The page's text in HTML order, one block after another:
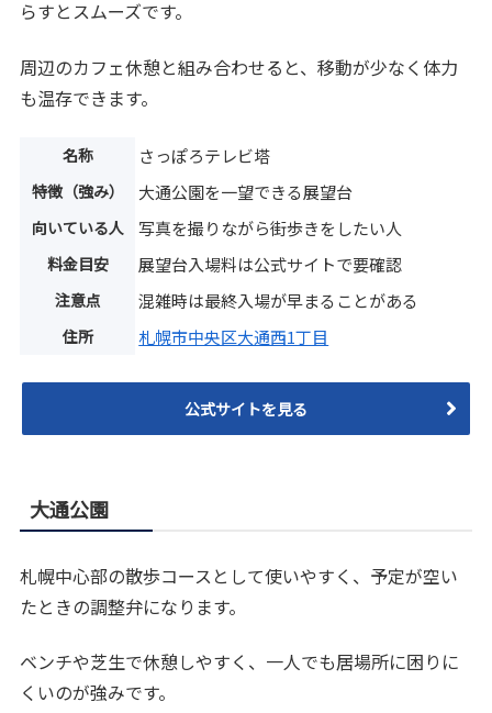
らすとスムーズです。
周辺のカフェ休憩と組み合わせると、移動が少なく体力
も温存できます。
名称 さっぽろテレビ塔
特徴（強み） 大通公園を一望できる展望台
向いている人 写真を撮りながら街歩きをしたい人
料金目安 展望台入場料は公式サイトで要確認
注意点 混雑時は最終入場が早まることがある
住所 札幌市中央区大通西1丁目
公式サイトを見る
大通公園
札幌中心部の散歩コースとして使いやすく、予定が空い
たときの調整弁になります。
ベンチや芝生で休憩しやすく、一人でも居場所に困りに
くいのが強みです。